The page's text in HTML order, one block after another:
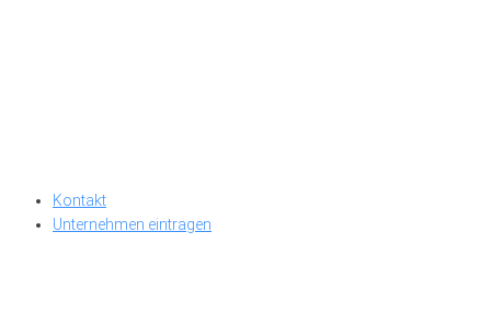
Kontakt
Unternehmen eintragen